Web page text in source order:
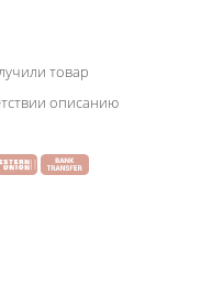
товар
описанию